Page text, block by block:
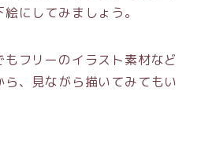
にしてみましょう。
フリーのイラスト素材など
、見ながら描いてみてもい